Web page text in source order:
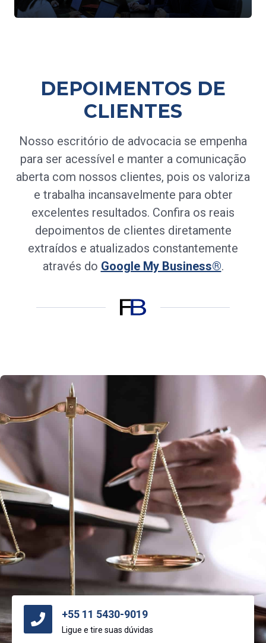
+55 11 5430-9019
Ligue e tire suas dúvidas
DEPOIMENTOS DE
CLIENTES
Nosso escritório de advocacia se empenha
para ser acessível e manter a comunicação
aberta com nossos clientes, pois os valoriza
e trabalha incansavelmente para obter
excelentes resultados. Confira os reais
depoimentos de clientes diretamente
extraídos e atualizados constantemente
através do Google My Business®.